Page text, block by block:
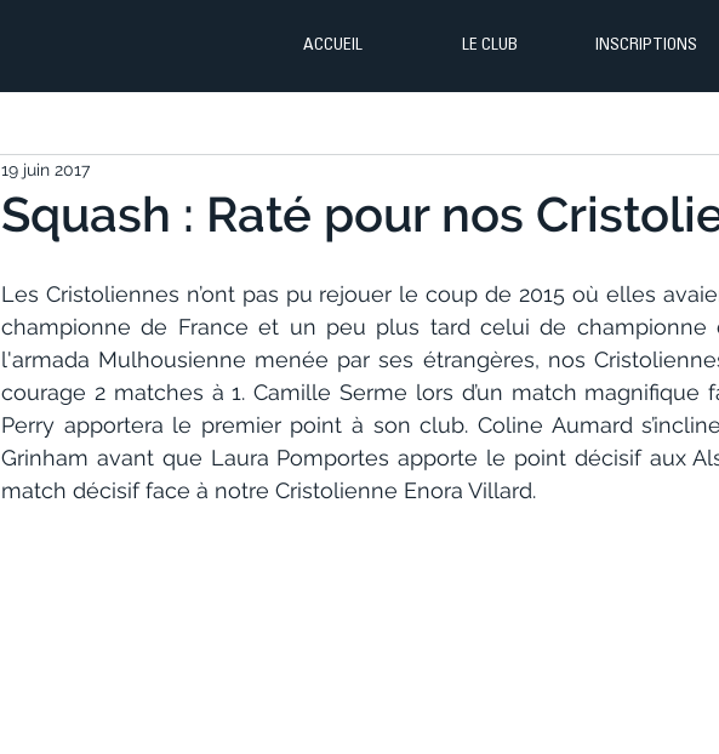
ACCUEIL LE CLUB INSCRIPTIONS
Squash : Raté pour nos
19 juin 2017
Les Cristoliennes n’ont pas pu rejouer le coup de 2015 où elles
championne de France et un peu plus tard celui de championne
l'armada Mulhousienne menée par ses étrangères, nos
courage 2 matches à 1. Camille Serme lors d’un match magnifique
Perry apportera le premier point à son club. Coline Aumard
Grinham avant que Laura Pomportes apporte le point décisif aux
match décisif face à notre Cristolienne Enora Villard.